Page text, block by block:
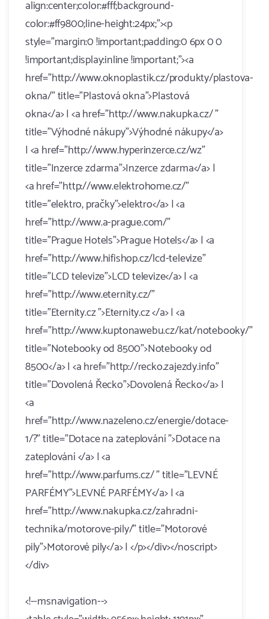
align:center;color:#fff;background-
color:#ff9800;line-height:24px;"><p
style="margin:0 !important;padding:0 6px 0 0
!important;display:inline !important;"><a
href="http://www.oknoplastik.cz/produkty/plastova-
okna/" title="Plastová okna">Plastová
okna</a> | <a href="http://www.nakupka.cz/ "
title="Výhodné nákupy">Výhodné nákupy</a>
| <a href="http://www.hyperinzerce.cz/wz"
title="Inzerce zdarma">Inzerce zdarma</a> |
<a href="http://www.elektrohome.cz/"
title="elektro, pračky">elektro</a> | <a
href="http://www.a-prague.com/"
title="Prague Hotels">Prague Hotels</a> | <a
href="http://www.hifishop.cz/lcd-televize"
title="LCD televize">LCD televize</a> | <a
href="http://www.eternity.cz/"
title="Eternity.cz ">Eternity.cz </a> | <a
href="http://www.kuptonawebu.cz/kat/notebooky/"
title="Notebooky od 8500">Notebooky od
8500</a> | <a href="http://recko.zajezdy.info"
title="Dovolená Řecko">Dovolená Řecko</a> |
<a
href="http://www.nazeleno.cz/energie/dotace-
1/?" title="Dotace na zateplování ">Dotace na
zateplování </a> | <a
href="http://www.parfums.cz/ " title="LEVNÉ
PARFÉMY">LEVNÉ PARFÉMY</a> | <a
href="http://www.nakupka.cz/zahradni-
technika/motorove-pily/" title="Motorové
pily">Motorové pily</a> | </p></div></noscript>
</div>
<!--msnavigation-->